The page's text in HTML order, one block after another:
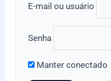
E-mail ou usuário
Senha
Manter conectado